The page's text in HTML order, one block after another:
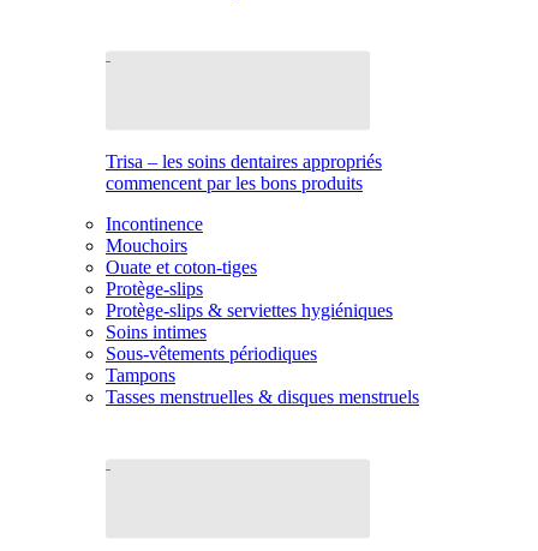
Trisa – les soins dentaires appropriés
commencent par les bons produits
Incontinence
Mouchoirs
Ouate et coton-tiges
Protège-slips
Protège-slips & serviettes hygiéniques
Soins intimes
Sous-vêtements périodiques
Tampons
Tasses menstruelles & disques menstruels